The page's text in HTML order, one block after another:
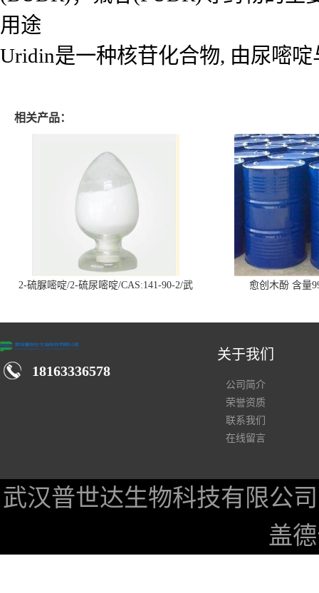
用途
Uridin是一种核苷化合物, 由尿嘧
相关产品：
2-硫脲嘧啶/2-硫尿嘧啶/CAS:141-90-2/武
愈创木酚 含量
18163336578
关于我们
公司简介
荣誉资质
联系我们
在线留言
武汉普世达生物科技有限公司
盖